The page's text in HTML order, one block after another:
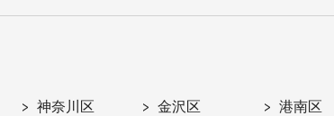
神奈川区 金沢区 港南区